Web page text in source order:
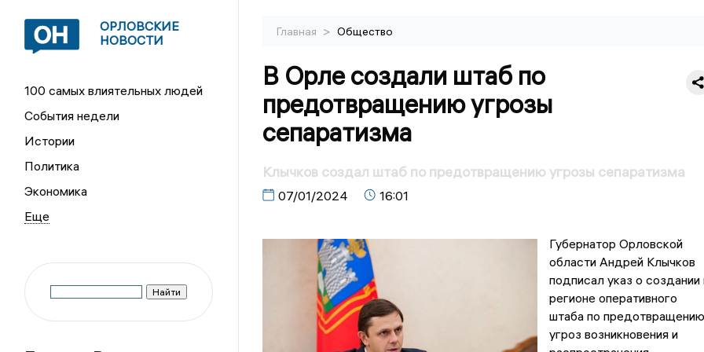
ОРЛОВСКИЕ
НОВОСТИ
100 самых влиятельных людей
События недели
Истории
Политика
Экономика
Главная > Общество
В Орле создали штаб по
предотвращению угрозы
сепаратизма
Клычков создал штаб по предотвращению угрозы сепаратизма
07/01/2024 16:01
Губернатор Орловской
области Андрей Клычков
подписал указ о создании
регионе оперативного
штаба по предотвращению
угроз возникновения и